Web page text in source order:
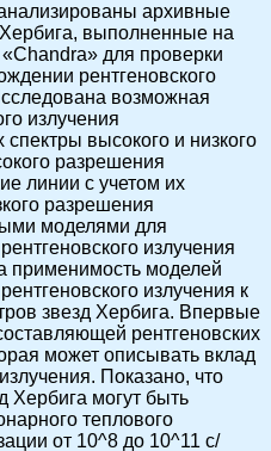
архивные
выполненные на
для проверки
рентгеновского
возможная
излучения
высокого и низкого
разрешения
линии с учетом их
разрешения
моделями для
излучения
применимость моделей
излучения к
звезд Хербига. Впервые
рентгеновских
может описывать вклад
Показано, что
Хербига могут быть
теплового
от 10^8 до 10^11 с/